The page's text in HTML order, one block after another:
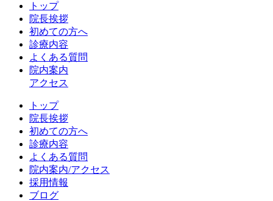
トップ
院長挨拶
初めての方へ
診療内容
よくある質問
院内案内
アクセス
トップ
院長挨拶
初めての方へ
診療内容
よくある質問
院内案内/アクセス
採用情報
ブログ